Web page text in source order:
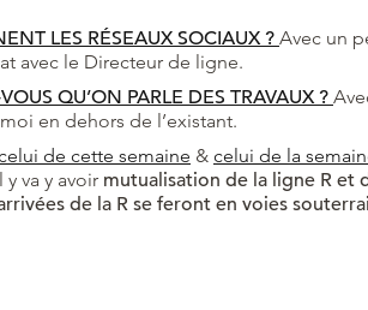
LES RÉSEAUX SOCIAUX ? Avec un
avec le Directeur de ligne.
QU’ON PARLE DES TRAVAUX ?
en dehors de l’existant.
de cette semaine & celui de la
va y avoir mutualisation de la ligne R et
de la R se feront en voies